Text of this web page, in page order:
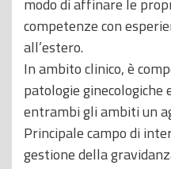
modo di affinare le
competenze con
all’estero.
In ambito clinico, è
patologie
entrambi gli ambiti un
Principale campo di
gestione della